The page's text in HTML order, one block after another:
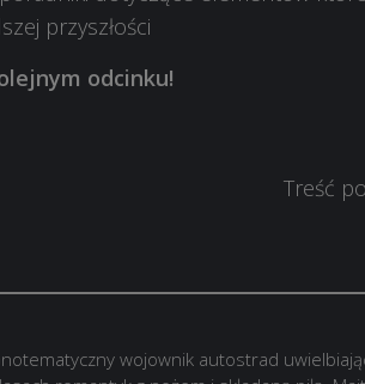
przyszłości
odcinku!
Treść
wojownik autostrad